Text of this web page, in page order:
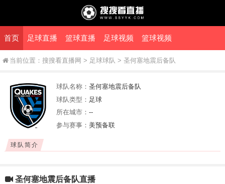
首页 足球直播 篮球直播 足球视频 篮球视频
当前位置： 搜搜看直播网 > 足球球队 > 圣何塞地震后备队
球队名称： 圣何塞地震后备队
球队类型： 足球
所在城市： --
参与赛事： 美预备联
球队简介
圣何塞地震后备队直播